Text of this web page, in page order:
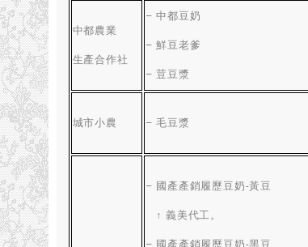
中都農業
生產合作社
–中都豆奶
–鮮豆老爹
–荳豆漿
城市小農 –毛豆漿
– 國產產銷履歷豆奶-黃豆
↑ 義美代工。
– 國產產銷履歷豆奶-黑豆